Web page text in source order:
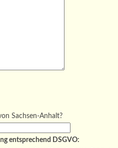
Sachsen-Anhalt?
entsprechend DSGVO: